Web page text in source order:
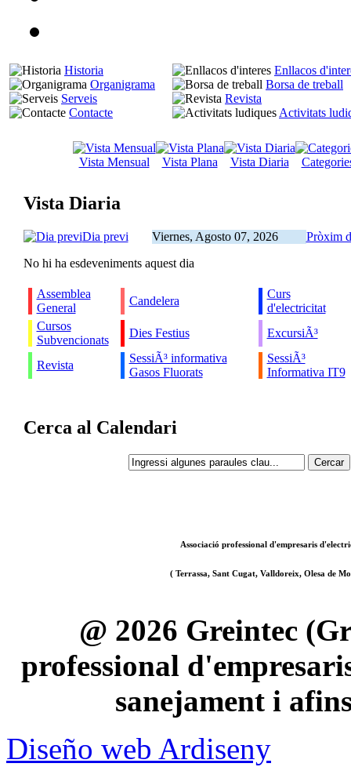
Historia
Organigrama
Serveis
Contacte
Enllacos
Borsa de treball
Revista
Activitats
Vista Mensual Vista Plana Vista Diaria
Vista Diaria
Dia previ Viernes, Agosto 07, 2026
Pròxim
No hi ha esdeveniments aquest dia
Assemblea
General
Candelera
Curs
d'electricitat
Cursos
Subvencionats
Dies Festius ExcursiÃ³
Revista
SessiÃ³ informativa
Gasos Fluorats
SessiÃ³
Informativa IT9
Cerca al Calendari
Associació professional d'empresaris
( Terrassa, Sant Cugat, Valldoreix, Olesa de
@ 2026 Greintec
professional
sanejament i
Diseño web Ardiseny